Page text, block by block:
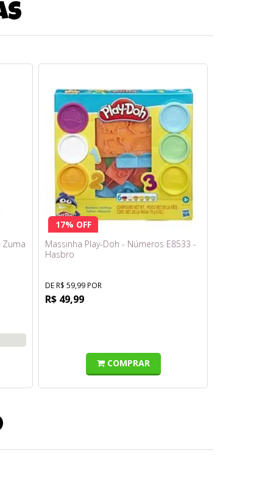
Zuma
17% OFF
Massinha Play-Doh - Números E8533 -
Hasbro
DE R$ 59,99 POR
R$ 49,99
COMPRAR